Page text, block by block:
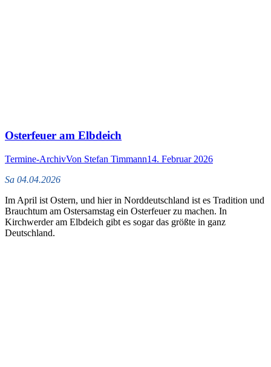
Osterfeuer am Elbdeich
Termine-ArchivVon Stefan Timmann14. Februar 2026
Sa 04.04.2026
Im April ist Ostern, und hier in Norddeutschland ist es Tradition und
Brauchtum am Ostersamstag ein Osterfeuer zu machen. In
Kirchwerder am Elbdeich gibt es sogar das größte in ganz
Deutschland.